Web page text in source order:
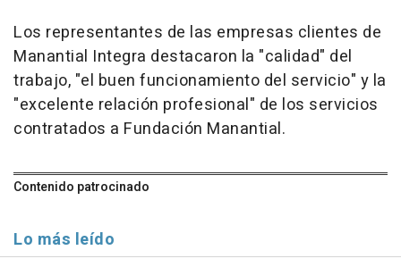
Los representantes de las empresas clientes de
Manantial Integra destacaron la "calidad" del
trabajo, "el buen funcionamiento del servicio" y la
"excelente relación profesional" de los servicios
contratados a Fundación Manantial.
Contenido patrocinado
Lo más leído